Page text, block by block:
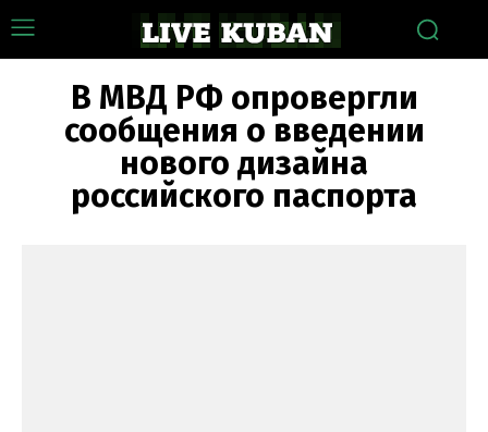
В МВД РФ опровергли
сообщения о введении
нового дизайна
российского паспорта